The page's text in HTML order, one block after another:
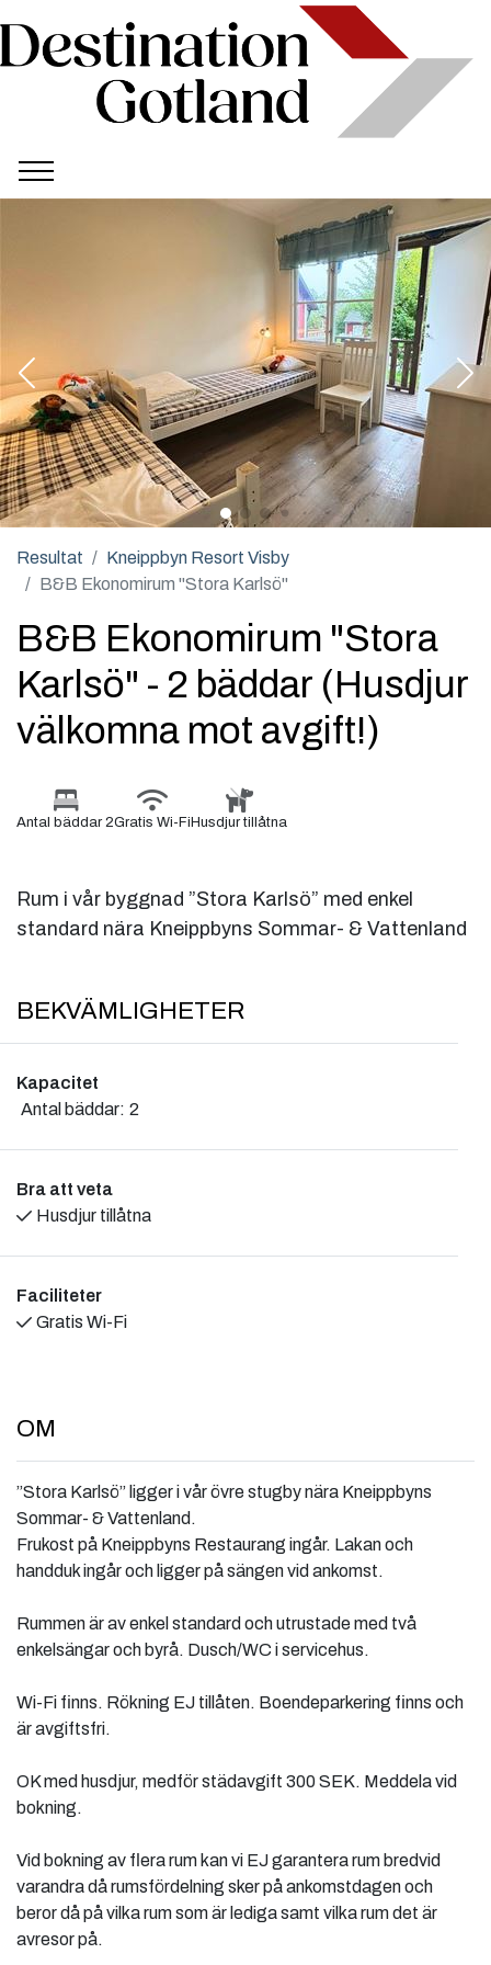
Resultat
Kneippbyn Resort Visby
B&B Ekonomirum "Stora Karlsö"
B&B Ekonomirum "Stora
Karlsö" - 2 bäddar (Husdjur
välkomna mot avgift!)
Antal bäddar 2Gratis Wi-Fi Husdjur tillåtna
Rum i vår byggnad ”Stora Karlsö” med enkel
BEKVÄMLIGHETER
Kapacitet
Antal bäddar: 2
Bra att veta
Husdjur tillåtna
Faciliteter
Gratis Wi-Fi
OM
”Stora Karlsö” ligger i vår övre stugby nära Kneippbyns
Sommar- & Vattenland.
Frukost på Kneippbyns Restaurang ingår. Lakan och
handduk ingår och ligger på sängen vid ankomst.
Rummen är av enkel standard och utrustade med två
enkelsängar och byrå. Dusch/WC i servicehus.
Wi-Fi finns. Rökning EJ tillåten. Boendeparkering finns och
är avgiftsfri.
OK med husdjur, medför städavgift 300 SEK. Meddela vid
bokning.
Vid bokning av flera rum kan vi EJ garantera rum bredvid
varandra då rumsfördelning sker på ankomstdagen och
beror då på vilka rum som är lediga samt vilka rum det är
avresor på.